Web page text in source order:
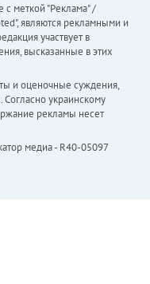
с меткой "Реклама" /
являются рекламными и
участвует в
высказанные в этих
и оценочные суждения,
украинскому
рекламы несет
медиа - R40-05097